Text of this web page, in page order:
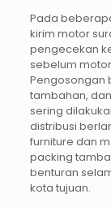
Pada
kirim motor
pengecekan
sebelum
Pengosongan
tambahan,
sering
distribusi
furniture dan
packing
benturan
kota tujuan.